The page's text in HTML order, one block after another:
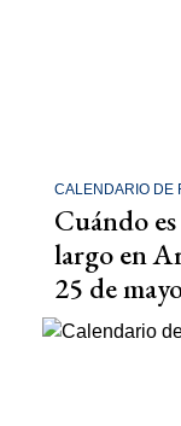
CALENDARIO DE
Cuándo
largo en
25 de